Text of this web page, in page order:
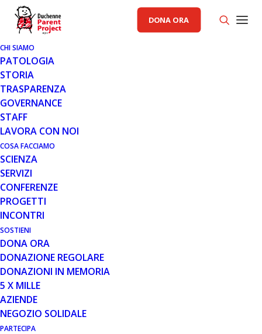
DONA ORA
CHI SIAMO
PATOLOGIA
STORIA
TRASPARENZA
GOVERNANCE
STAFF
LAVORA CON NOI
COSA FACCIAMO
SCIENZA
SERVIZI
CONFERENZE
PROGETTI
INCONTRI
SOSTIENI
DONA ORA
DONAZIONE REGOLARE
DONAZIONI IN MEMORIA
5 X MILLE
AZIENDE
NEGOZIO SOLIDALE
PARTECIPA
AREA SCIENZA PP
31 AGO 2017
IL NUOVO APPROCCIO DI
TRATTAMENTO DI MITOBRIDGE
PER LA DISTROFIA MUSCOLARE
DI DUCHENNE AVANZA NELLA
FASE DI SVILUPPO CLINICO
Il modulatore di PPAR
potenzialità per migliorare la funzionalità dei mitocondri